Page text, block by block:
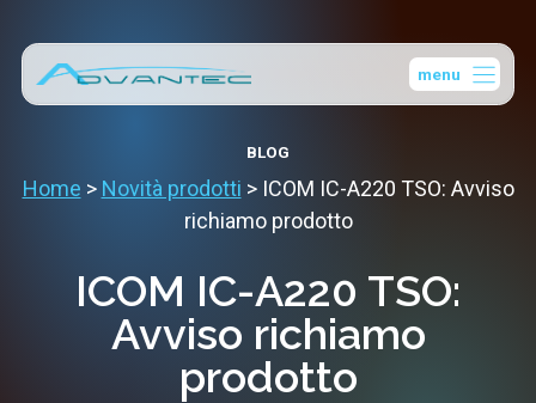
contenuto
menu
BLOG
Home > Novità prodotti > ICOM IC-A220 TSO: Avviso
richiamo prodotto
ICOM IC-A220 TSO:
Avviso richiamo
prodotto